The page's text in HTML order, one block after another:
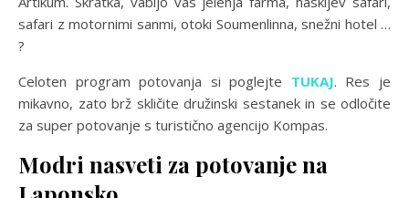
safari z motornimi sanmi, otoki Soumenlinna, snežni hotel …
?
Celoten program potovanja si poglejte TUKAJ. Res je
mikavno, zato brž skličite družinski sestanek in se odločite
za super potovanje s turistično agencijo Kompas.
Modri nasveti za potovanje na